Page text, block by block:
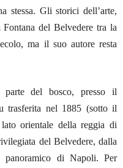
stessa. Gli storici dell’arte,
del Belvedere tra la
ma il suo autore resta
parte del bosco, presso il
trasferita nel 1885 (sotto il
orientale della reggia di
del Belvedere, dalla
panoramico di Napoli. Per